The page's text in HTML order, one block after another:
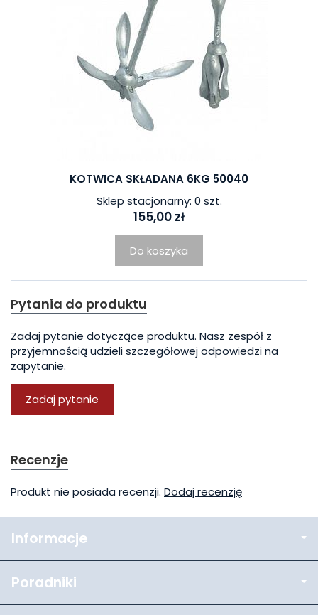
KOTWICA SKŁADANA 6KG 50040
Sklep stacjonarny: 0 szt.
155,00 zł
Do koszyka
Pytania do produktu
Zadaj pytanie dotyczące produktu. Nasz zespół z
przyjemnością udzieli szczegółowej odpowiedzi na
zapytanie.
Zadaj pytanie
Recenzje
Produkt nie posiada recenzji. Dodaj recenzję
Informacje
Poradniki